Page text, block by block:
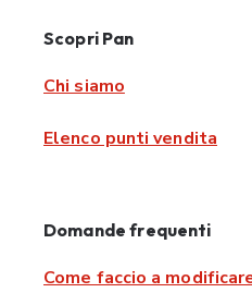
Scopri Pan
Chi siamo
Elenco punti vendita
Domande frequenti
Come faccio a